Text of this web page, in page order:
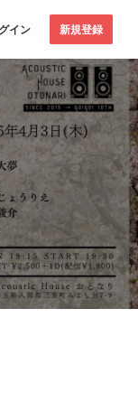
イン 新規登録